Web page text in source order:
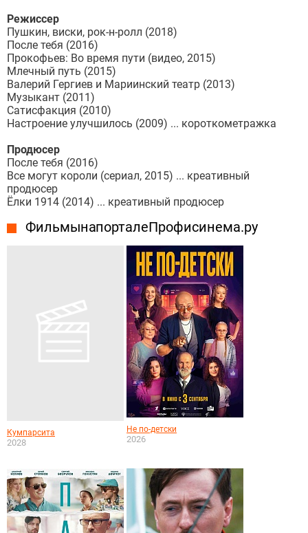
Режиссер
Пушкин, виски, рок-н-ролл (2018)
После тебя (2016)
Прокофьев: Во время пути (видео, 2015)
Млечный путь (2015)
Валерий Гергиев и Мариинский театр (2013)
Музыкант (2011)
Сатисфакция (2010)
Настроение улучшилось (2009) ... короткометражка
Продюсер
После тебя (2016)
Все могут короли (сериал, 2015) ... креативный
продюсер
Ёлки 1914 (2014) ... креативный продюсер
Фильмы на портале Профисинема.ру
Кумпарсита
2028
Не по-детски
2026